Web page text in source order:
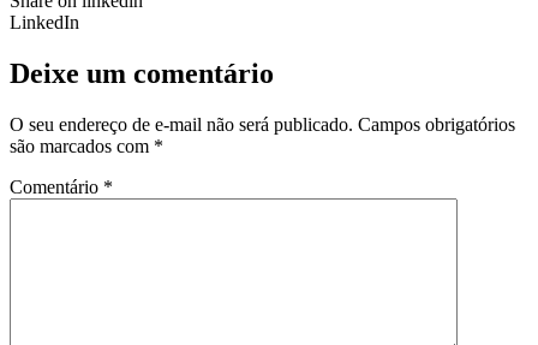
LinkedIn
Deixe um comentário
O seu endereço de e-mail não será publicado. Campos obrigatórios
são marcados com *
Comentário *